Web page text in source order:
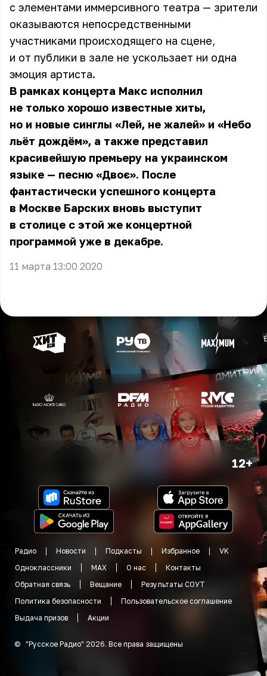
с элементами иммерсивного театра — зрители
оказываются непосредственными
участниками происходящего на сцене,
и от публики в зале не ускользает ни одна
эмоция артиста.
В рамках концерта Макс исполнил
не только хорошо известные хиты,
но и новые синглы «Лей, не жалей» и «Небо
льёт дождём», а также представил
красивейшую премьеру на украинском
языке — песню «Двоє». После
фантастически успешного концерта
в Москве Барских вновь выступит
в столице с этой же концертной
программой уже в декабре.
11 марта 13:00 2020
12+
Радио Новости Подкасты Избранное
VK
Одноклассники
MAX О нас
Контакты
Обратная связь
Вещание
Результаты СОУТ
Политика безопасности
Пользовательское соглашение
Выдача призов
Акции
© "Русское Радио" 2026. Все права защищены